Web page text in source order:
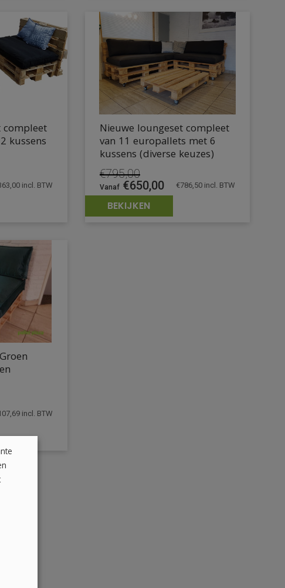
compleet
kussens
incl. BTW
Nieuwe loungeset compleet
van 11 europallets met 6
kussens (diverse keuzes)
€795,00
Oorspronkelijke
prijs
was:
€795,00.
€650,00Huidige
prijs
€650,00.
€786,50incl. BTW
BEKIJKEN
incl. BTW